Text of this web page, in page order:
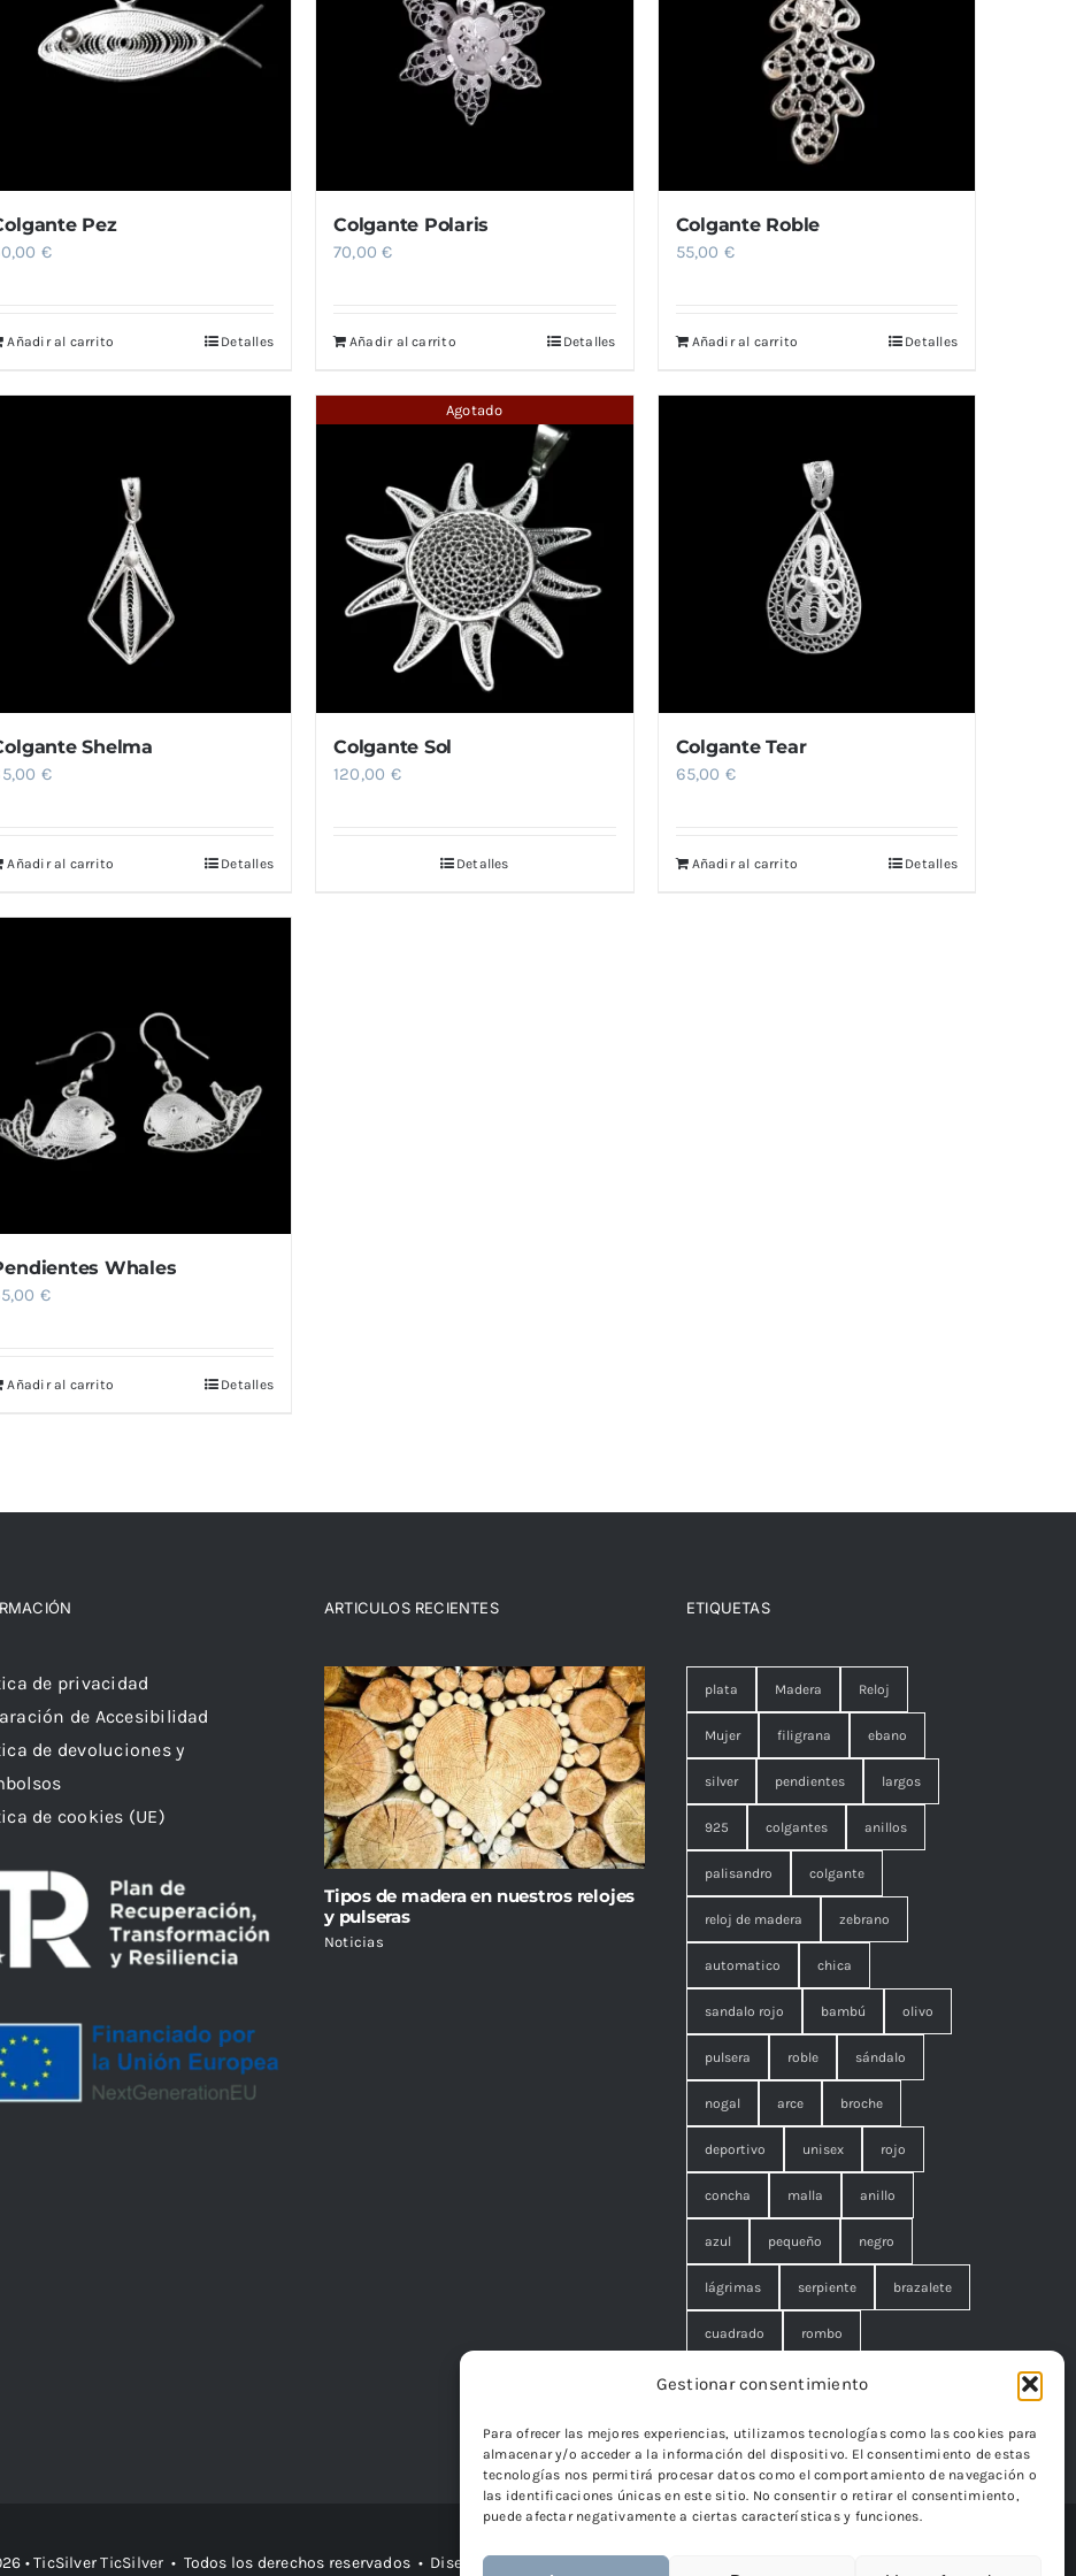
Gestionar consentimiento
Para ofrecer las mejores experiencias, utilizamos tecnologías como las cookies para
almacenar y/o acceder a la información del dispositivo. El consentimiento de estas
tecnologías nos permitirá procesar datos como el comportamiento de navegación o
las identificaciones únicas en este sitio. No consentir o retirar el consentimiento,
puede afectar negativamente a ciertas características y funciones.
Pez
€
Añadir al carrito Detalles
Colgante Polaris
70,00€
Añadir al carrito Detalles
Colgante Roble
55,00 €
Añadir al carrito Detalles
Shelma
€
Añadir al carrito Detalles
Agotado
Colgante Sol
120,00 €
Detalles
Colgante Tear
65,00 €
Añadir al carrito Detalles
Whales
€
Añadir al carrito Detalles
de privacidad
de Accesibilidad
de devoluciones y
de cookies (UE)
ARTICULOS RECIENTES
Tipos de madera en nuestros relojes
y pulseras
Noticias
ETIQUETAS
plata Madera Reloj
Mujer filigrana ebano
silver pendientes largos
925 colgantes anillos
palisandro colgante
reloj de madera zebrano
automatico chica
sandalo rojo bambú olivo
pulsera roble sándalo
nogal arce broche
deportivo unisex rojo
concha malla anillo
azul pequeño negro
lágrimas serpiente brazalete
cuadrado rombo
filigrana. broche cisne
edelweiss
• TicSilverTicSilver • Todos los derechos reservados • DiseñoPáginas Web Iván González